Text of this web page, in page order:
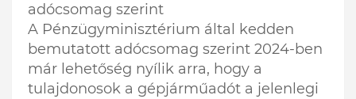
adócsomag szerint
A Pénzügyminisztérium által kedden
bemutatott adócsomag szerint 2024-ben
már lehetőség nyílik arra, hogy a
tulajdonosok a gépjárműadót a jelenlegi